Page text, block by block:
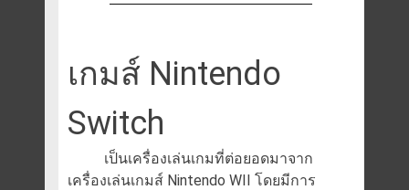
เกมส์ Nintendo
Switch
เป็นเครื่องเล่นเกมที่ต่อยอดมาจาก
เครื่องเล่นเกมส์ Nintendo WII โดยมีการ